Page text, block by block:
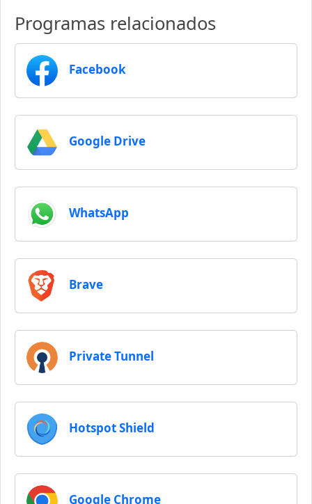
Programas relacionados
Facebook
Google Drive
WhatsApp
Brave
Private Tunnel
Hotspot Shield
Google Chrome